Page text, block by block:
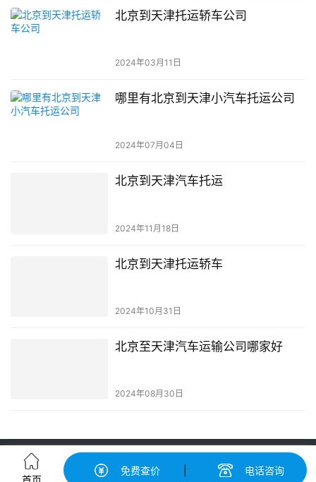
北京到天津托运轿车公司
2024年03月11日
哪里有北京到天津小汽车托运公司
2024年07月04日
北京到天津汽车托运
2024年11月18日
北京到天津托运轿车
2024年10月31日
北京至天津汽车运输公司哪家好
2024年08月30日
轿车托运-汽车托运价格|收费标准查询-中振汽车托运物流平台
粤ICP备2022148417号-2© 广州中振运车服务有限公司 版权所有
免费查价 电话咨询